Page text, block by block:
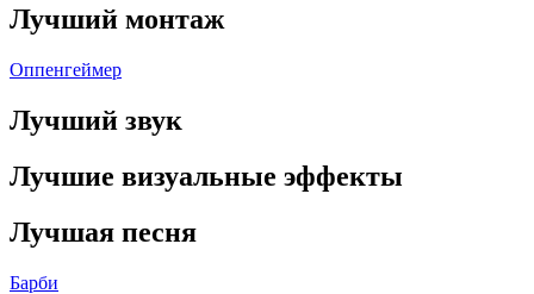
Лучший монтаж
Оппенгеймер
Лучший звук
Лучшие визуальные эффекты
Лучшая песня
Барби